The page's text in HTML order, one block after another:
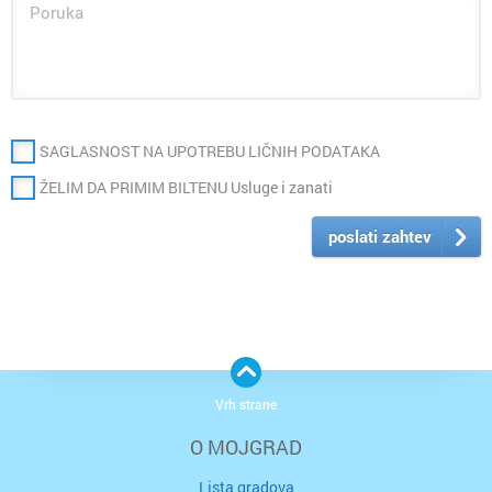
SAGLASNOST NA UPOTREBU LIČNIH PODATAKA
ŽELIM DA PRIMIM BILTENU Usluge i zanati
poslati zahtev
O MOJGRAD
Lista gradova
Vrh strane